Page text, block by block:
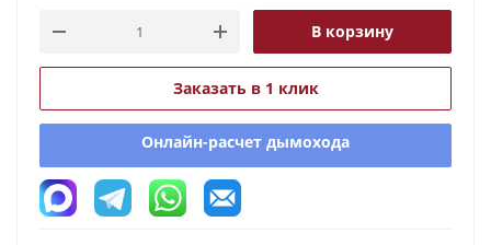
В корзину
Заказать в 1 клик
Онлайн-расчет дымохода